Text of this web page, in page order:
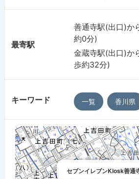
最寄駅
善通寺駅(出口)か
約0分)
金蔵寺駅(出口)か
歩約32分)
キーワード 一覧 香川県
セブンイレブンKiosk善通